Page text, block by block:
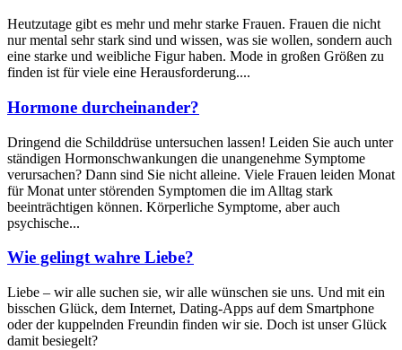
Heutzutage gibt es mehr und mehr starke Frauen. Frauen die nicht
nur mental sehr stark sind und wissen, was sie wollen, sondern auch
eine starke und weibliche Figur haben. Mode in großen Größen zu
finden ist für viele eine Herausforderung....
Hormone durcheinander?
Dringend die Schilddrüse untersuchen lassen! Leiden Sie auch unter
ständigen Hormonschwankungen die unangenehme Symptome
verursachen? Dann sind Sie nicht alleine. Viele Frauen leiden Monat
für Monat unter störenden Symptomen die im Alltag stark
beeinträchtigen können. Körperliche Symptome, aber auch
psychische...
Wie gelingt wahre Liebe?
Liebe – wir alle suchen sie, wir alle wünschen sie uns. Und mit ein
bisschen Glück, dem Internet, Dating-Apps auf dem Smartphone
oder der kuppelnden Freundin finden wir sie. Doch ist unser Glück
damit besiegelt?